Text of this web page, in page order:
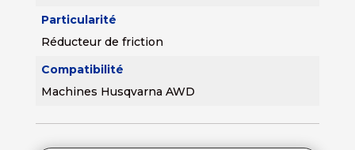
Particularité
Réducteur de friction
Compatibilité
Machines Husqvarna AWD